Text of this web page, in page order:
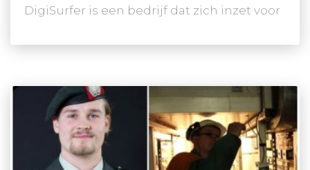
DigiSurfer is een bedrijf dat zich inzet voor